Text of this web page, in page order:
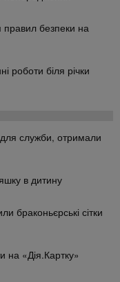
правил безпеки на
роботи біля річки
для служби, отримали
в дитину
браконьєрські сітки
на «Дія.Картку»